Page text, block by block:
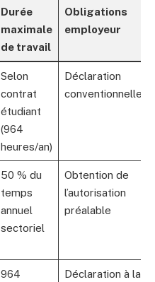
Durée
maximale
de travail
Obligations
employeur
Selon
contrat
étudiant
(964
heures/an)
Déclaration
conventionnelle
50 % du
temps
annuel
sectoriel
Obtention de
l’autorisation
préalable
964
Déclaration à la